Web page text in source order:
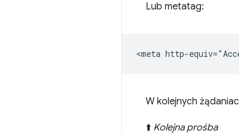
Lub metatag:
W kolejnych
⬆️ Kolejna prośba